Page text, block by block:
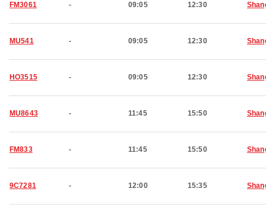
FM3061 - 09:05 12:30
MU541 - 09:05 12:30
HO3515 - 09:05 12:30
MU8643 - 11:45 15:50
FM833 - 11:45 15:50
9C7281 - 12:00 15:35